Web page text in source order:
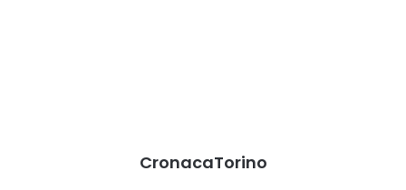
CronacaTorino